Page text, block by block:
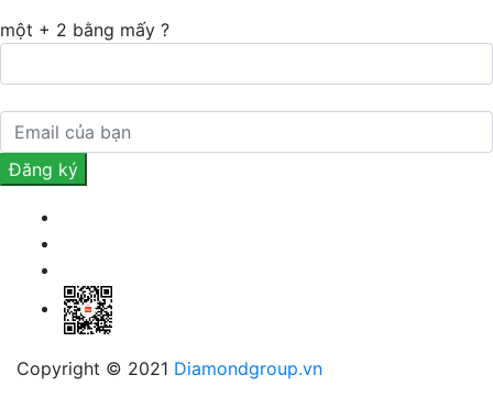
một + 2 bằng mấy ?
Copyright © 2021 Diamondgroup.vn